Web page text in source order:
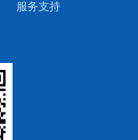
服务支持